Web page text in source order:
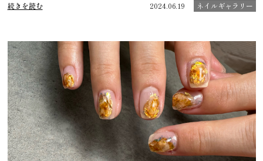
続きを読む 2024.06.19 ネイルギャラリー